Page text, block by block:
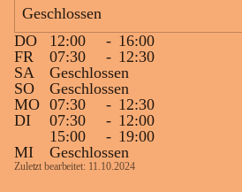
Geschlossen
DO
12:00 - 16:00
FR
07:30 - 12:30
SA
Geschlossen
SO
Geschlossen
MO 07:30 - 12:30
DI
07:30 - 12:00
15:00
- 19:00
MI
Geschlossen
Zuletzt bearbeitet: 11.10.2024